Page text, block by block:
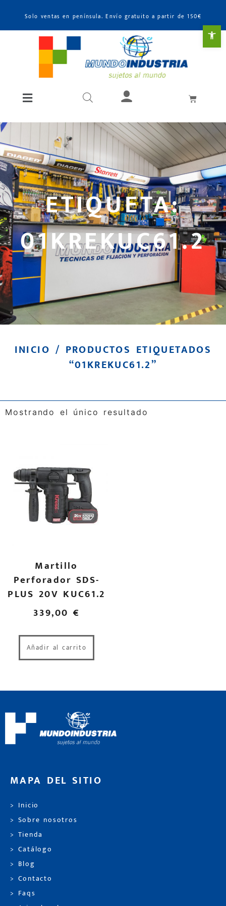
Solo ventas en península. Envío gratuito a partir de 150€
ETIQUETA:
01KREKUC61.2
INICIO / PRODUCTOS ETIQUETADOS
“01KREKUC61.2”
Mostrando el único resultado
Martillo
Perforador SDS-
PLUS 20V KUC61.2
339,00 €
Añadir al carrito
MAPA DEL SITIO
> Inicio
> Sobre nosotros
> Tienda
> Catálogo
> Blog
> Contacto
> Faqs